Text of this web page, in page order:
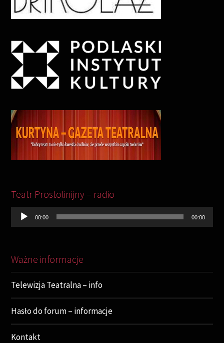
Teatr Prostolinijny – radio
plików
dźwiękowych
00:00 00:00
Ważne informacje
Telewizja Teatralna – info
Hasło do forum – informacje
Kontakt